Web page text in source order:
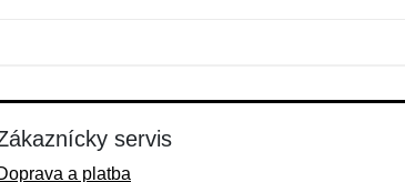
servis
a platba